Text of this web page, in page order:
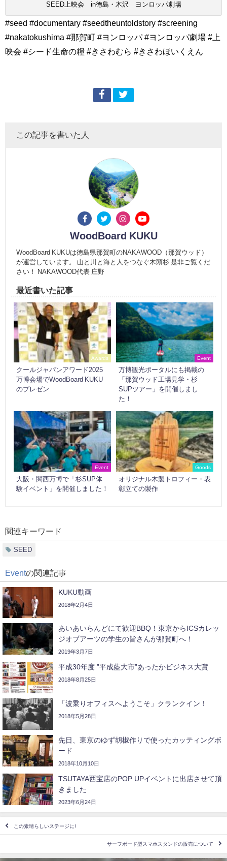
SEED上映会 in徳島・木沢 ヨンロッパ劇場
#seed #documentary #seedtheuntoldstory #screening
#nakatokushima #那賀町 #ヨンロッパ #ヨンロッパ劇場 #上
映会 #シード生命の糧 #きさわむら #きさわほいくえん
この記事を書いた人
WoodBoard KUKU
WoodBoard KUKUは徳島県那賀町のNAKAWOOD（那賀ウッド）
が運営しています。 山と川と海と人をつなぐ木頭杉 是非ご覧くだ
さい！ NAKAWOOD代表 庄野
最近書いた記事
Awards
クールジャパンアワード2025
万博会場でWoodBoard KUKU
のプレゼン
Event
万博観光ポータルにも掲載の
「那賀ウッド工場見学・杉
SUPツアー」を開催しまし
た！
Event
大阪・関西万博で「杉SUP体
験イベント」を開催しました！
Goods
オリジナル木製トロフィー・表
彰立ての製作
関連キーワード
SEED
Eventの関連記事
KUKU動画
2018年2月4日
あいあいらんどにて歓迎BBQ！東京からICSカレッ
ジオブアーツの学生の皆さんが那賀町へ！
2019年3月7日
平成30年度 ”平成藍大市”あったかビジネス大賞
2018年8月25日
「波乗りオフィスへようこそ」クランクイン！
2018年5月28日
先日、東京のゆず胡椒作りで使ったカッティングボ
ード
2018年10月10日
TSUTAYA西宝店のPOP UPイベントに出店させて頂
きました
2023年6月24日
この素晴らしいステージに!
サーフボード型スマホスタンドの販売について